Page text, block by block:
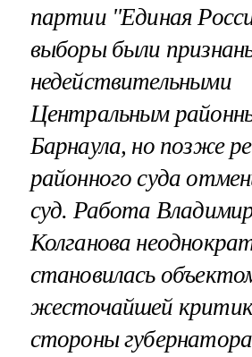
партии "Единая
выборы были
недействительными
Центральным
Барнаула, но позже
районного суда
суд. Работа
Колганова
становилась
жесточайшей
стороны губернатора